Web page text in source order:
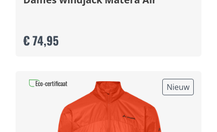
€ 74,95
Nieuw
Eco-certificaat